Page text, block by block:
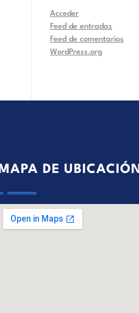
Acceder
Feed de entradas
Feed de comentarios
WordPress.org
MAPA DE UBICACIÓN